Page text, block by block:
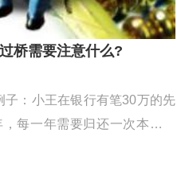
桥需要注意什么?
：小王在银行有笔30万的先
每一年需要归还一次本金，
从银行提款出来，还掉垫资